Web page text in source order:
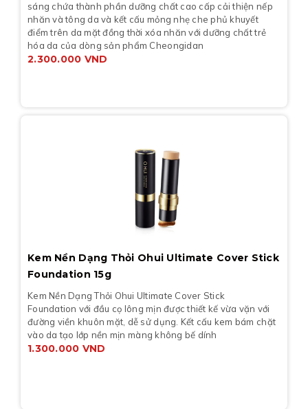
sáng chứa thành phần dưỡng chất cao cấp cải thiện nếp
nhăn và tông da và kết cấu mỏng nhẹ che phủ khuyết
điểm trên da mặt đồng thời xóa nhăn với dưỡng chất trẻ
hóa da của dòng sản phẩm Cheongidan
2.300.000 VND
Kem Nền Dạng Thỏi Ohui Ultimate Cover Stick
Foundation 15g
Kem Nền Dạng Thỏi Ohui Ultimate Cover Stick
Foundation với đầu cọ lông mịn được thiết kế vừa vặn với
đường viền khuôn mặt, dễ sử dụng. Kết cấu kem bám chặt
vào da tạo lớp nền mịn màng không bế dính
1.300.000 VND